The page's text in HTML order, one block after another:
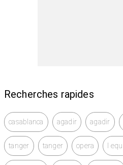
Recherches rapides
casablanca agadir agadir
tanger tanger opera l